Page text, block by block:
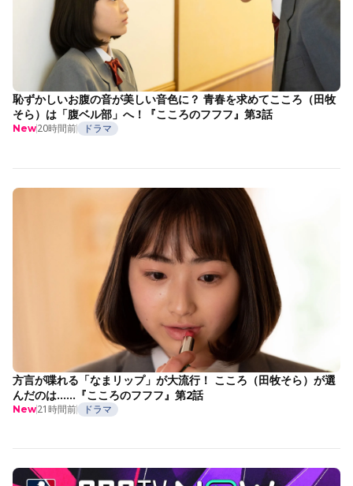
恥ずかしいお腹の音が美しい音色に？ 青春を求めてこころ（田牧
そら）は「腹ベル部」へ！『こころのフフフ』第3話
New20時間前 ドラマ
方言が喋れる「なまリップ」が大流行！ こころ（田牧そら）が選
んだのは……『こころのフフフ』第2話
New21時間前 ドラマ